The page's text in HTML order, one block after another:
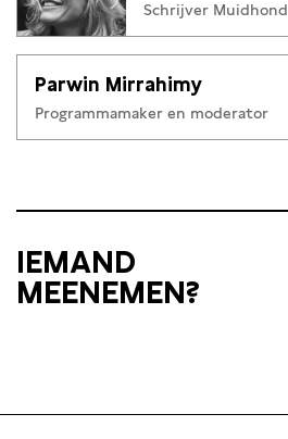
Schrijver Muidhond
Parwin Mirrahimy
Programmamaker en moderator
IEMAND
MEENEMEN?